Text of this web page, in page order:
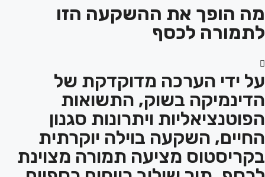
מה הופך את ההשקעה הזו
לתמורה לכסף
על ידי הערכה מדוקדקת של
הדינמיקה בשוק, התשואות
הפוטנציאליות ויתרונות סגנון
החיים, השקעה בוילה יוקרתית
בקריסטוס מציעה תמורה מצוינת